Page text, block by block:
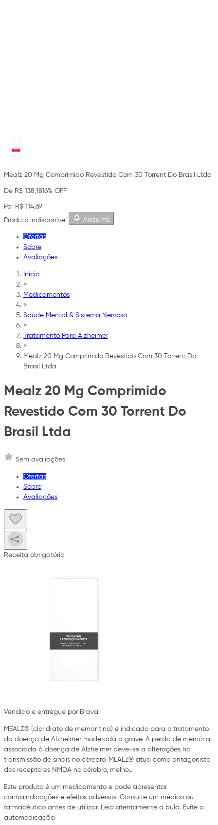
Mealz 20 Mg Comprimido Revestido Com 30 Torrent Do Brasil Ltda
De R$ 138,1816% OFF
Por R$ 114,69
Produto indisponível
Avise-me
Ofertas
Sobre
Avaliações
Início
>
Medicamentos
>
Saúde Mental & Sistema Nervoso
>
Tratamento Para Alzheimer
>
Mealz 20 Mg Comprimido Revestido Com 30 Torrent Do
Brasil Ltda
Mealz 20 Mg Comprimido
Revestido Com 30 Torrent Do
Brasil Ltda
Sem avaliações
Ofertas
Sobre
Avaliações
Receita obrigatória
Vendido e entregue por Brava
MEALZ® (cloridrato de memantina) é indicado para o tratamento
da doença de Alzheimer moderada a grave. A perda de memória
associada à doença de Alzheimer deve-se a alterações na
transmissão de sinais no cérebro. MEALZ® atua como antagonista
dos receptores NMDA no cérebro, melho…
Este produto é um medicamento e pode apresentar
contraindicações e efeitos adversos. Consulte um médico ou
farmacêutico antes de utilizar. Leia atentamente a bula. Evite a
automedicação.